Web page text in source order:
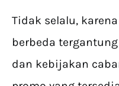
Tidak selalu,
berbeda
dan kebijakan